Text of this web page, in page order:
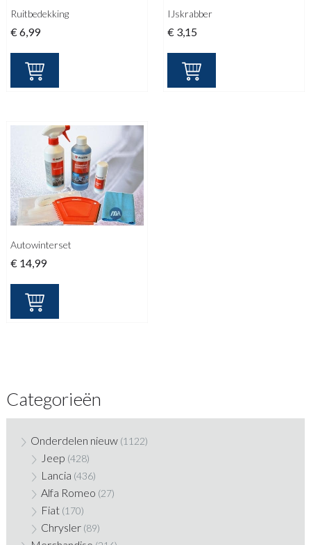
Ruitbedekking
€ 6,99
IJskrabber
€ 3,15
Autowinterset
€ 14,99
Categorieën
Onderdelen nieuw (1122)
Jeep (428)
Lancia (436)
Alfa Romeo (27)
Fiat (170)
Chrysler (89)